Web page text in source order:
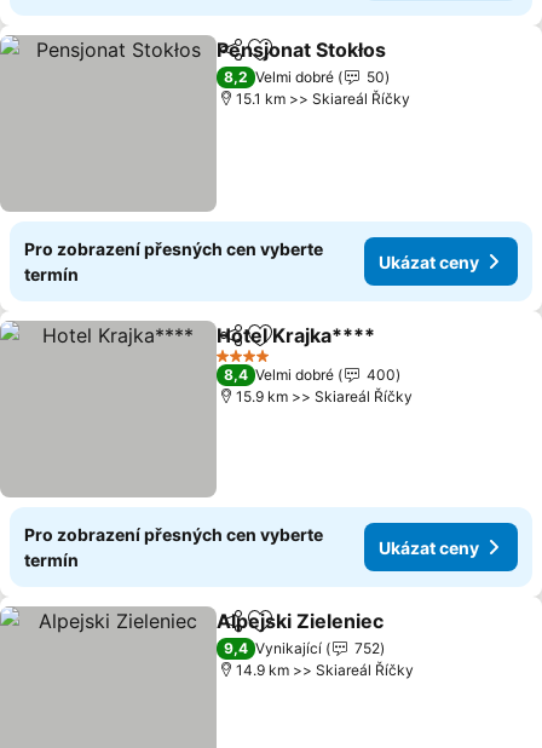
SdíletPřidat na seznam oblíbených
Pensjonat Stokłos
8,2 Velmi dobré
50
15.1 km >> Skiareál Říčky
Pro zobrazení přesných cen vyberte
termín
Ukázat ceny
SdíletPřidat na seznam oblíbených
Hotel Krajka****
4 Počet hvězdiček
8,4 Velmi dobré
400
15.9 km >> Skiareál Říčky
Pro zobrazení přesných cen vyberte
termín
Ukázat ceny
SdíletPřidat na seznam oblíbených
Alpejski Zieleniec
9,4 Vynikající
752
14.9 km >> Skiareál Říčky